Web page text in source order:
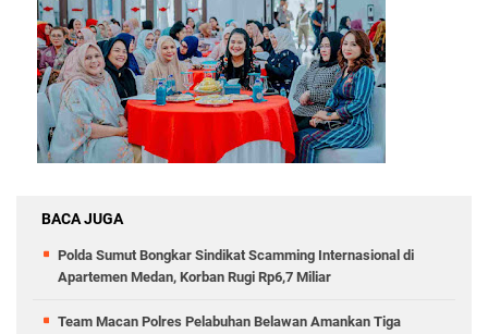
BACA JUGA
Polda Sumut Bongkar Sindikat Scamming Internasional di
Apartemen Medan, Korban Rugi Rp6,7 Miliar
Team Macan Polres Pelabuhan Belawan Amankan Tiga